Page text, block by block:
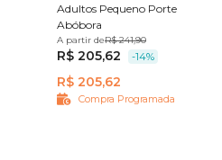
Adultos Pequeno Porte
Abóbora
1 kg 2,5 kg 10,1 kg
A partir deR$ 241,90
R$ 205,62 -14%
R$ 205,62
Compra Programada